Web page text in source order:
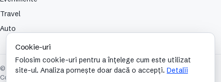
Travel
Auto
© 2026 TechCafe. Toate drepturile rezervate.
Contact
Cookie-uri
Folosim cookie-uri pentru a înțelege cum este utilizat
site-ul. Analiza pornește doar dacă o accepți. Detalii